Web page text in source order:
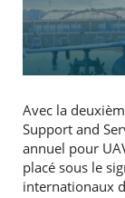
Avec la
Support and
annuel pour
placé sous le
internationaux